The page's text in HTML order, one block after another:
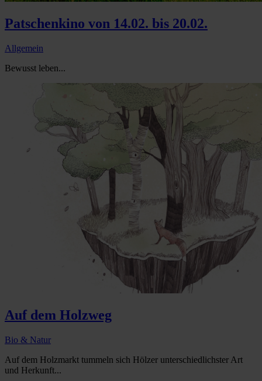
Patschenkino von 14.02. bis 20.02.
Allgemein
Bewusst leben...
Auf dem Holzweg
Bio & Natur
Auf dem Holzmarkt tummeln sich Hölzer unterschiedlichster Art
und Herkunft...